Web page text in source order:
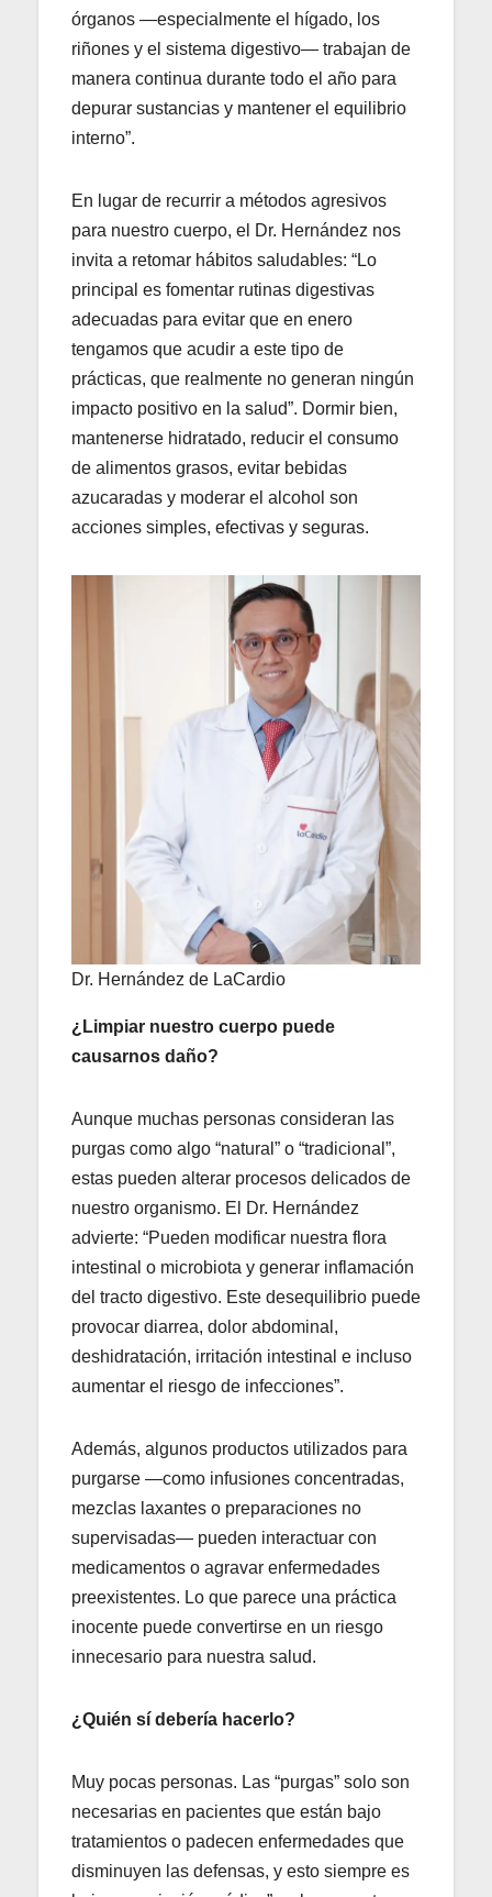
órganos —especialmente el hígado, los
riñones y el sistema digestivo— trabajan de
manera continua durante todo el año para
depurar sustancias y mantener el equilibrio
interno”.
En lugar de recurrir a métodos agresivos
para nuestro cuerpo, el Dr. Hernández nos
invita a retomar hábitos saludables: “Lo
principal es fomentar rutinas digestivas
adecuadas para evitar que en enero
tengamos que acudir a este tipo de
prácticas, que realmente no generan ningún
impacto positivo en la salud”. Dormir bien,
mantenerse hidratado, reducir el consumo
de alimentos grasos, evitar bebidas
azucaradas y moderar el alcohol son
acciones simples, efectivas y seguras.
Dr. Hernández de LaCardio
¿Limpiar nuestro cuerpo puede
causarnos daño?
Aunque muchas personas consideran las
purgas como algo “natural” o “tradicional”,
estas pueden alterar procesos delicados de
nuestro organismo. El Dr. Hernández
advierte: “Pueden modificar nuestra flora
intestinal o microbiota y generar inflamación
del tracto digestivo. Este desequilibrio puede
provocar diarrea, dolor abdominal,
deshidratación, irritación intestinal e incluso
aumentar el riesgo de infecciones”.
Además, algunos productos utilizados para
purgarse —como infusiones concentradas,
mezclas laxantes o preparaciones no
supervisadas— pueden interactuar con
medicamentos o agravar enfermedades
preexistentes. Lo que parece una práctica
inocente puede convertirse en un riesgo
innecesario para nuestra salud.
¿Quién sí debería hacerlo?
Muy pocas personas. Las “purgas” solo son
necesarias en pacientes que están bajo
tratamientos o padecen enfermedades que
disminuyen las defensas, y esto siempre es